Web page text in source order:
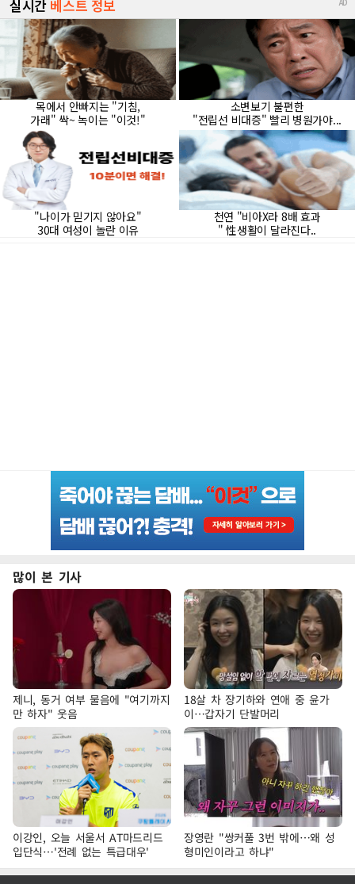
많이 본 기사
제니, 동거 여부 물음에 "여기까지
만 하자" 웃음
18살 차 장기하와 연애 중 윤가
이…갑자기 단발머리
이강인, 오늘 서울서 AT마드리드
입단식…'전례 없는 특급대우'
장영란 "쌍커풀 3번 밖에…왜 성
형미인이라고 하냐"